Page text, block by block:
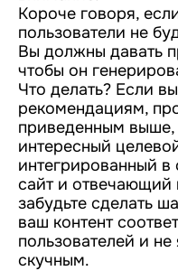
Короче говоря,
пользователи не
Вы должны давать
чтобы он
Что делать? Если
рекомендациям,
приведенным выше,
интересный
интегрированный в
сайт и отвечающий
забудьте сделать
ваш контент
пользователей и не
скучным.